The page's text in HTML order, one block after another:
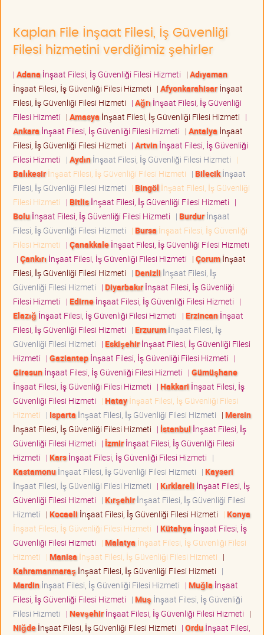
Kaplan File İnşaat Filesi, İş Güvenliği
Filesi hizmetini verdiğimiz şehirler
| Adana İnşaat Filesi, İş Güvenliği Filesi Hizmeti | Adıyaman
İnşaat Filesi, İş Güvenliği Filesi Hizmeti | Afyonkarahisarİnşaat
Filesi, İş Güvenliği Filesi Hizmeti | Ağrı İnşaat Filesi, İş Güvenliği
Filesi Hizmeti | Amasya İnşaat Filesi, İş Güvenliği Filesi Hizmeti |
Ankara İnşaat Filesi, İş Güvenliği Filesi Hizmeti | Antalya İnşaat
Filesi, İş Güvenliği Filesi Hizmeti | Artvinİnşaat Filesi, İş Güvenliği
Filesi Hizmeti | Aydınİnşaat Filesi, İş Güvenliği Filesi Hizmeti |
Balıkesirİnşaat Filesi, İş Güvenliği Filesi Hizmeti | Bilecikİnşaat
Filesi, İş Güvenliği Filesi Hizmeti | Bingöl İnşaat Filesi, İş Güvenliği
Filesi Hizmeti | Bitlisİnşaat Filesi, İş Güvenliği Filesi Hizmeti |
Boluİnşaat Filesi, İş Güvenliği Filesi Hizmeti | Burdurİnşaat
Filesi, İş Güvenliği Filesi Hizmeti | Bursa İnşaat Filesi, İş Güvenliği
Filesi Hizmeti | Çanakkaleİnşaat Filesi, İş Güvenliği Filesi Hizmeti
| Çankırı İnşaat Filesi, İş Güvenliği Filesi Hizmeti | Çorumİnşaat
Filesi, İş Güvenliği Filesi Hizmeti | Denizli İnşaat Filesi, İş
Güvenliği Filesi Hizmeti | Diyarbakırİnşaat Filesi, İş Güvenliği
Filesi Hizmeti | Edirneİnşaat Filesi, İş Güvenliği Filesi Hizmeti |
Elazığ İnşaat Filesi, İş Güvenliği Filesi Hizmeti | Erzincanİnşaat
Filesi, İş Güvenliği Filesi Hizmeti | Erzurumİnşaat Filesi, İş
Güvenliği Filesi Hizmeti | Eskişehirİnşaat Filesi, İş Güvenliği Filesi
Hizmeti | Gaziantepİnşaat Filesi, İş Güvenliği Filesi Hizmeti |
Giresunİnşaat Filesi, İş Güvenliği Filesi Hizmeti | Gümüşhane
İnşaat Filesi, İş Güvenliği Filesi Hizmeti | Hakkari İnşaat Filesi, İş
Güvenliği Filesi Hizmeti | Hatayİnşaat Filesi, İş Güvenliği Filesi
Hizmeti | Isparta İnşaat Filesi, İş Güvenliği Filesi Hizmeti | Mersin
İnşaat Filesi, İş Güvenliği Filesi Hizmeti | İstanbul İnşaat Filesi, İş
Güvenliği Filesi Hizmeti | İzmirİnşaat Filesi, İş Güvenliği Filesi
Hizmeti | Karsİnşaat Filesi, İş Güvenliği Filesi Hizmeti |
Kastamonuİnşaat Filesi, İş Güvenliği Filesi Hizmeti | Kayseri
İnşaat Filesi, İş Güvenliği Filesi Hizmeti | Kırklareli İnşaat Filesi, İş
Güvenliği Filesi Hizmeti | Kırşehirİnşaat Filesi, İş Güvenliği Filesi
Hizmeti | Kocaeli İnşaat Filesi, İş Güvenliği Filesi Hizmeti | Konya
İnşaat Filesi, İş Güvenliği Filesi Hizmeti | Kütahya İnşaat Filesi, İş
Güvenliği Filesi Hizmeti | Malatya İnşaat Filesi, İş Güvenliği Filesi
Hizmeti | Manisa İnşaat Filesi, İş Güvenliği Filesi Hizmeti |
Kahramanmaraş İnşaat Filesi, İş Güvenliği Filesi Hizmeti |
Mardinİnşaat Filesi, İş Güvenliği Filesi Hizmeti | Muğla İnşaat
Filesi, İş Güvenliği Filesi Hizmeti | Muş İnşaat Filesi, İş Güvenliği
Filesi Hizmeti | Nevşehirİnşaat Filesi, İş Güvenliği Filesi Hizmeti |
Niğdeİnşaat Filesi, İş Güvenliği Filesi Hizmeti | Orduİnşaat Filesi,